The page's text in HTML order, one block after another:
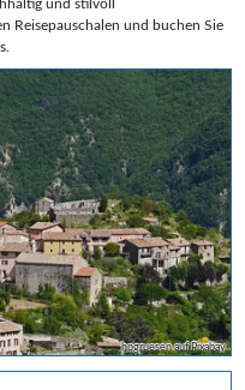
hpgruesen auf Pixabay
und stilvoll
Reisepauschalen und buchen Sie